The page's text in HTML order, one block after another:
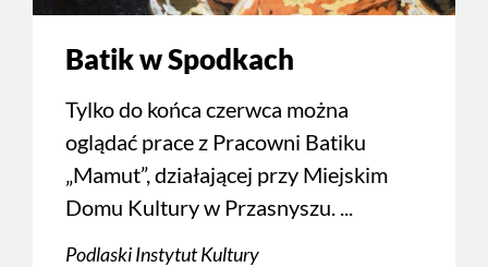
Batik w Spodkach
Tylko do końca czerwca można
oglądać prace z Pracowni Batiku
„Mamut”, działającej przy Miejskim
Domu Kultury w Przasnyszu. ...
Podlaski Instytut Kultury